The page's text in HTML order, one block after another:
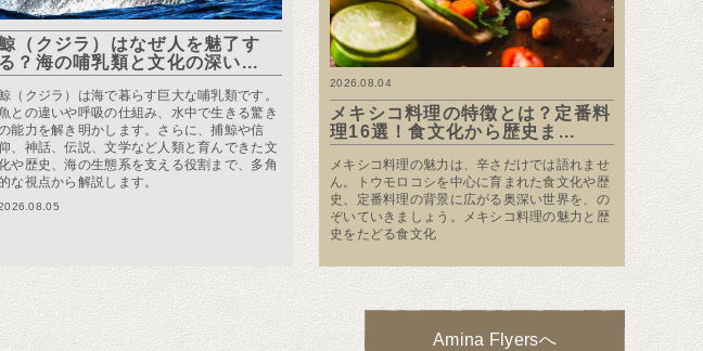
（クジラ）はなぜ人を魅了す
る？海の哺乳類と文化の深い...
（クジラ）は海で暮らす巨大な哺乳類です。
との違いや呼吸の仕組み、水中で生きる驚き
能力を解き明かします。さらに、捕鯨や信
、神話、伝説、文学など人類と育んできた文
や歴史、海の生態系を支える役割まで、多角
な視点から解説します。
メキシコ料理の特徴とは？定番料
理16選！食文化から歴史ま...
メキシコ料理の魅力は、辛さだけでは語れませ
ん。トウモロコシを中心に育まれた食文化や歴
史、定番料理の背景に広がる奥深い世界を、の
ぞいていきましょう。メキシコ料理の魅力と歴
史をたどる食文化
2026.08.04
Amina Flyersへ